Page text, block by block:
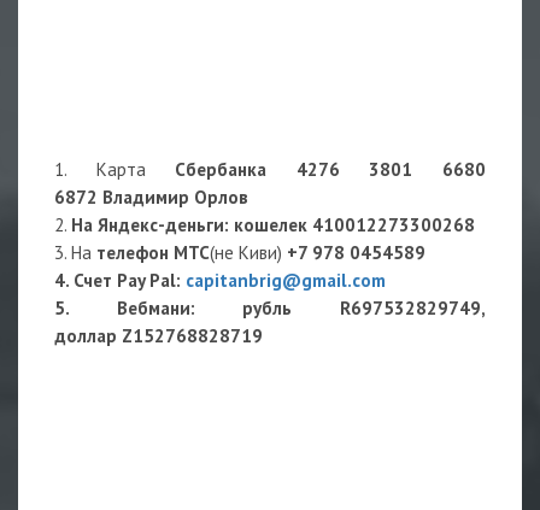
1. Карта Сбербанка 4276 3801 6680
6872 Владимир Орлов
2. На Яндекс-деньги: кошелек 410012273300268
3. На телефон МТС(не Киви) +7 978 0454589
4. Счет Pay Pal: capitanbrig@gmail.com
5. Вебмани: рубль R697532829749,
доллар Z152768828719